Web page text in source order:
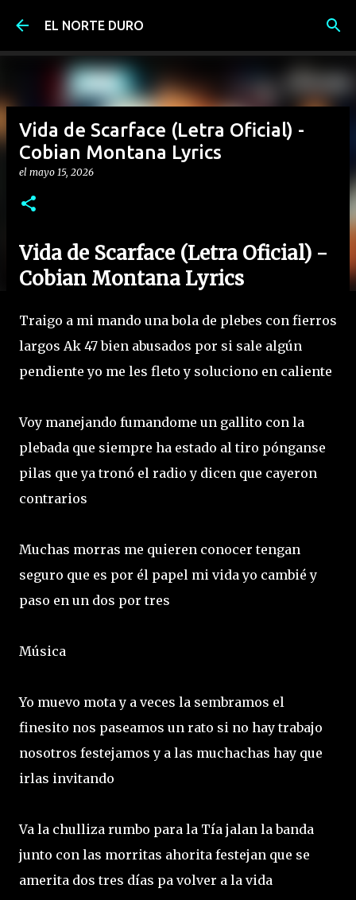
Ir al contenido principal
EL NORTE DURO
Vida de Scarface (Letra Oficial) -
Cobian Montana Lyrics
el mayo 15, 2026
Vida de Scarface (Letra Oficial) -
Cobian Montana Lyrics
Traigo a mi mando una bola de plebes con fierros
largos Ak 47 bien abusados por si sale algún
pendiente yo me les fleto y soluciono en caliente
Voy manejando fumandome un gallito con la
plebada que siempre ha estado al tiro pónganse
pilas que ya tronó el radio y dicen que cayeron
contrarios
Muchas morras me quieren conocer tengan
seguro que es por él papel mi vida yo cambié y
paso en un dos por tres
Música
Yo muevo mota y a veces la sembramos el
finesito nos paseamos un rato si no hay trabajo
nosotros festejamos y a las muchachas hay que
irlas invitando
Va la chulliza rumbo para la Tía jalan la banda
junto con las morritas ahorita festejan que se
amerita dos tres días pa volver a la vida